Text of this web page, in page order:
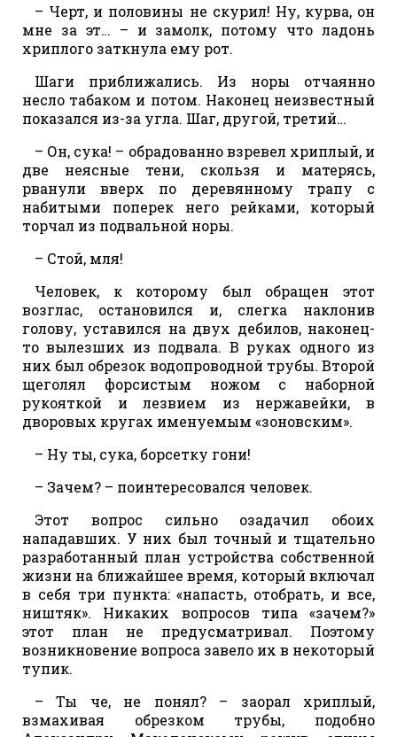
– Черт, и половины не скурил! Ну, курва, он
мне за эт… – и замолк, потому что ладонь
хриплого заткнула ему рот.
Шаги приближались. Из норы отчаянно
несло табаком и потом. Наконец неизвестный
показался из-за угла. Шаг, другой, третий…
– Он, сука! – обрадованно взревел хриплый, и
две неясные тени, скользя и матерясь,
рванули вверх по деревянному трапу с
набитыми поперек него рейками, который
торчал из подвальной норы.
– Стой, мля!
Человек, к которому был обращен этот
возглас, остановился и, слегка наклонив
голову, уставился на двух дебилов, наконец-
то вылезших из подвала. В руках одного из
них был обрезок водопроводной трубы. Второй
щеголял форсистым ножом с наборной
рукояткой и лезвием из нержавейки, в
дворовых кругах именуемым «зоновским».
– Ну ты, сука, борсетку гони!
– Зачем? – поинтересовался человек.
Этот вопрос сильно озадачил обоих
нападавших. У них был точный и тщательно
разработанный план устройства собственной
жизни на ближайшее время, который включал
в себя три пункта: «напасть, отобрать, и все,
ништяк». Никаких вопросов типа «зачем?»
этот план не предусматривал. Поэтому
возникновение вопроса завело их в некоторый
тупик.
– Ты че, не понял? – заорал хриплый,
взмахивая обрезком трубы, подобно